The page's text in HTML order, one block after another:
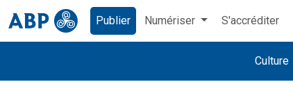
Publier Numériser S'accréditer
Culture